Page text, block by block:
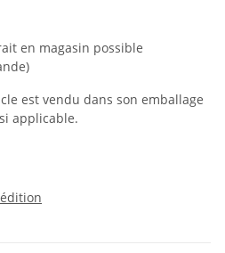
en magasin possible
est vendu dans son emballage
applicable.